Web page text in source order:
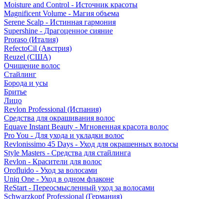
Moisture and Control - Источник красоты
Magnificent Volume - Магия объема
Serene Scalp - Истинная гармония
Supershine - Драгоценное сияние
Proraso (Италия)
RefectoCil (Австрия)
Reuzel (США)
Очищение волос
Стайлинг
Борода и усы
Бритье
Лицо
Revlon Professional (Испания)
Средства для окрашивания волос
Equave Instant Beauty - Мгновенная красота волос
Pro You - Для ухода и укладки волос
Revlonissimo 45 Days - Уход для окрашенных волосы
Style Masters - Средства для стайлинга
Revlon - Красители для волос
Orofluido - Уход за волосами
Uniq One - Уход в одном флаконе
ReStart - Переосмысленный уход за волосами
Schwarzkopf Professional (Германия)